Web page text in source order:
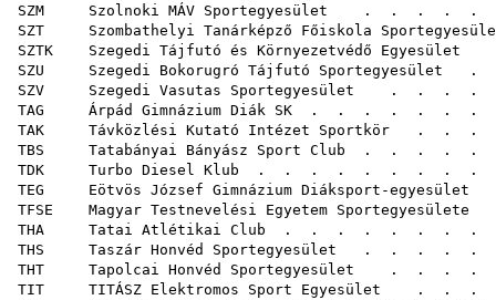
SZM Szolnoki MÁV Sportegyesület . . . . . .
SZT Szombathelyi Tanárképző Főiskola
SZTK Szegedi Tájfutó és Környezetvédő Egyesület
SZU Szegedi Bokorugró Tájfutó Sportegyesület . .
SZV Szegedi Vasutas Sportegyesület . . . . .
TAG Árpád Gimnázium Diák SK . . . . . . . .
TAK Távközlési Kutató Intézet Sportkör . . . .
TBS Tatabányai Bányász Sport Club . . . . . .
TDK Turbo Diesel Klub . . . . . . . . .
TEG Eötvös József Gimnázium Diáksport-egyesület
TFSE Magyar Testnevelési Egyetem Sportegyesülete
THA Tatai Atlétikai Club . . . . . . .
THS Taszár Honvéd Sportegyesület . . . . .
THT Tapolcai Honvéd Sportegyesület . . . . .
TIT TITÁSZ Elektromos Sport Egyesület . . . .